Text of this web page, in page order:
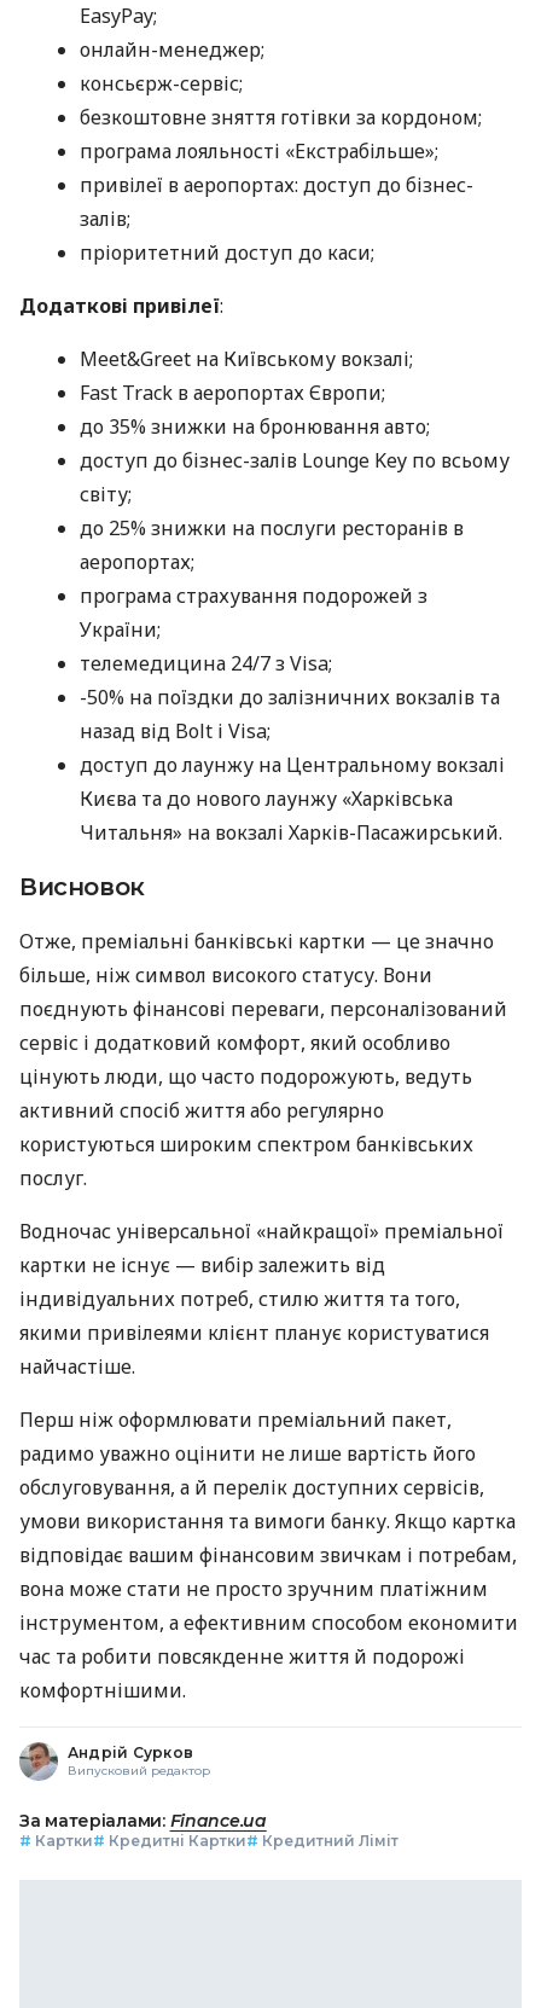
EasyPay;
онлайн-менеджер;
консьєрж-сервіс;
безкоштовне зняття готівки за кордоном;
програма лояльності «Екстрабільше»;
привілеї в аеропортах: доступ до бізнес-
залів;
пріоритетний доступ до каси;
Додаткові привілеї:
Meet&Greet на Київському вокзалі;
Fast Track в аеропортах Європи;
до 35% знижки на бронювання авто;
доступ до бізнес-залів Lounge Key по всьому
світу;
до 25% знижки на послуги ресторанів в
аеропортах;
програма страхування подорожей з
України;
телемедицина 24/7 з Visa;
-50% на поїздки до залізничних вокзалів та
назад від Bolt і Visa;
доступ до лаунжу на Центральному вокзалі
Києва та до нового лаунжу «Харківська
Читальня» на вокзалі Харків-Пасажирський.
Висновок
Отже, преміальні банківські картки — це значно
більше, ніж символ високого статусу. Вони
поєднують фінансові переваги, персоналізований
сервіс і додатковий комфорт, який особливо
цінують люди, що часто подорожують, ведуть
активний спосіб життя або регулярно
користуються широким спектром банківських
послуг.
Водночас універсальної «найкращої» преміальної
картки не існує — вибір залежить від
індивідуальних потреб, стилю життя та того,
якими привілеями клієнт планує користуватися
найчастіше.
Перш ніж оформлювати преміальний пакет,
радимо уважно оцінити не лише вартість його
обслуговування, а й перелік доступних сервісів,
умови використання та вимоги банку. Якщо картка
відповідає вашим фінансовим звичкам і потребам,
вона може стати не просто зручним платіжним
інструментом, а ефективним способом економити
час та робити повсякденне життя й подорожі
комфортнішими.
Андрій Сурков
Випусковий редактор
За матеріалами: Finance.ua
# Картки# Кредитні Картки# Кредитний Ліміт